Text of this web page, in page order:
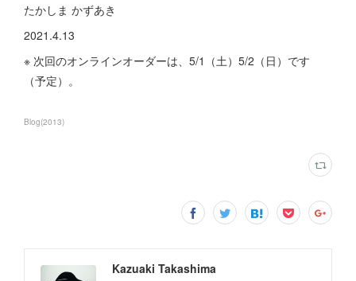
たかしま かずあき
2021.4.13
※ 次回のオンラインオーダーは、5/1（土）5/2（日）です
（予定）。
Blog(2013)
Kazuaki Takashima